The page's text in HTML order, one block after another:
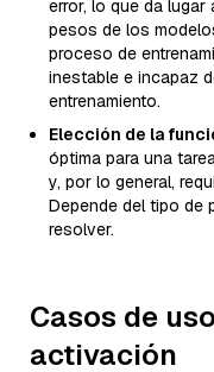
error, lo que da
pesos de los
proceso de
inestable e incapaz
entrenamiento.
Elección de la
óptima para una
y, por lo general,
Depende del tipo de
resolver.
Casos de
activación